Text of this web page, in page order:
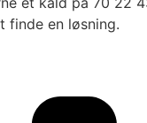
finde en løsning.